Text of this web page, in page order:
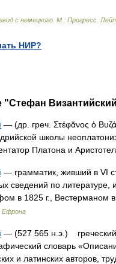
с немецкого М : Прогресс
НИР?
"Стефан
— (др. греч. Στέφᾰνος ὁ
школы
Платона и
— грамматик, живший в VI
сведений по
в 1825 г.,
Ефрона
— (527 565 н.э.) греческий
словарь
и латинских авторов,